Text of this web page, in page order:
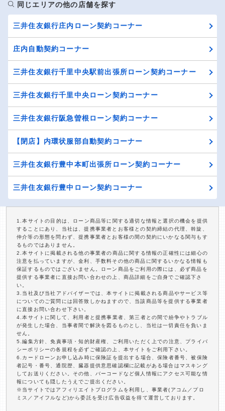
同じエリアの他の店舗を探す
三井住友銀行庄内ローン契約コーナー
庄内自動契約コーナー
三井住友銀行千里中央駅前出張所ローン契約コーナー
三井住友銀行千里中央ローン契約コーナー
三井住友銀行阪急曽根ローン契約コーナー
【閉店】内環状服部自動契約コーナー
三井住友銀行豊中本町出張所ローン契約コーナー
三井住友銀行豊中ローン契約コーナー
1.本サイトの目的は、ローン商品等に関する適切な情報と選択の機会を提供
することにあり、当社は、提携事業者とお客様との契約締結の代理、斡旋、
仲介等の形態を問わず、提携事業者とお客様の間の契約にいかなる関与もす
るものではありません。
2.本サイトに掲載される他の事業者の商品に関する情報の正確性には細心の
注意を払っていますが、金利、手数料その他の商品に関するいかなる情報も
保証するものではございません。ローン商品をご利用の際には、必ず商品を
提供する事業者に直接お問い合わせの上、商品詳細をご自身でご確認下さ
い。
3.当社及び当社アドバイザーでは、本サイトに掲載される商品やサービス等
についてのご質問には回答致しかねますので、当該商品等を提供する事業者
に直接お問い合わせ下さい。
4.本サイトに関して、利用者と提携事業者、第三者との間で紛争やトラブル
が発生した場合、当事者間で解決を図るものとし、当社は一切責任を負いま
せん。
5.編集方針、免責事項・知的財産権、ご利用いただく上での注意、プライバ
シーポリシーの各規程を必ずご確認の上、本サイトをご利用下さい。
6.カードローンお申し込み時に保険証を提出する場合、保険者番号、被保険
者記号・番号、通院歴、臓器提供意思確認欄に記載がある場合はマスキング
してお送りください。その他、バーコードなど個人情報にアクセス可能な情
報についても隠したうえでご提出ください。
※当サイトではアフィリエイトプログラムを利用し、事業者(アコム／プロ
ミス／アイフルなど)から委託を受け広告収益を得て運営しております。